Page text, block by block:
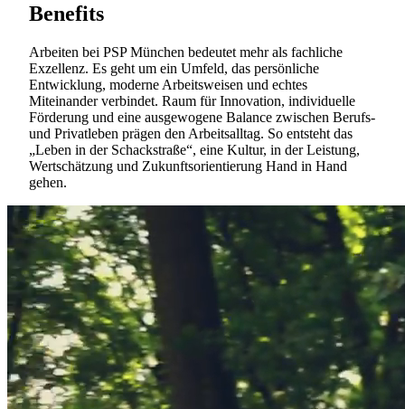
Benefits
Arbeiten bei PSP München bedeutet mehr als fachliche
Exzellenz. Es geht um ein Umfeld, das persönliche
Entwicklung, moderne Arbeitsweisen und echtes
Miteinander verbindet. Raum für Innovation, individuelle
Förderung und eine ausgewogene Balance zwischen Berufs-
und Privatleben prägen den Arbeitsalltag. So entsteht das
„Leben in der Schackstraße“, eine Kultur, in der Leistung,
Wertschätzung und Zukunftsorientierung Hand in Hand
gehen.